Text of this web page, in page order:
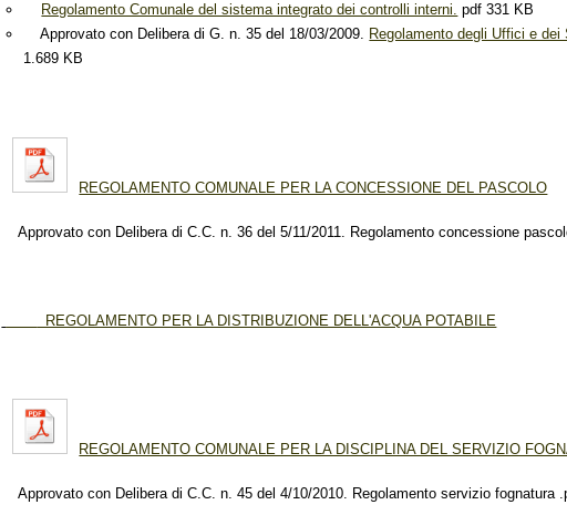
Regolamento Comunale del sistema integrato dei controlli interni. pdf 331 KB
Approvato con Delibera di G. n. 35 del 18/03/2009. Regolamento degli Uffici e dei
1.689 KB
REGOLAMENTO COMUNALE PER LA CONCESSIONE DEL PASCOLO
Approvato con Delibera di C.C. n. 36 del 5/11/2011. Regolamento concessione
REGOLAMENTO PER LA DISTRIBUZIONE DELL'ACQUA POTABILE
REGOLAMENTO COMUNALE PER LA DISCIPLINA DEL SERVIZIO
Approvato con Delibera di C.C. n. 45 del 4/10/2010. Regolamento servizio fognatura